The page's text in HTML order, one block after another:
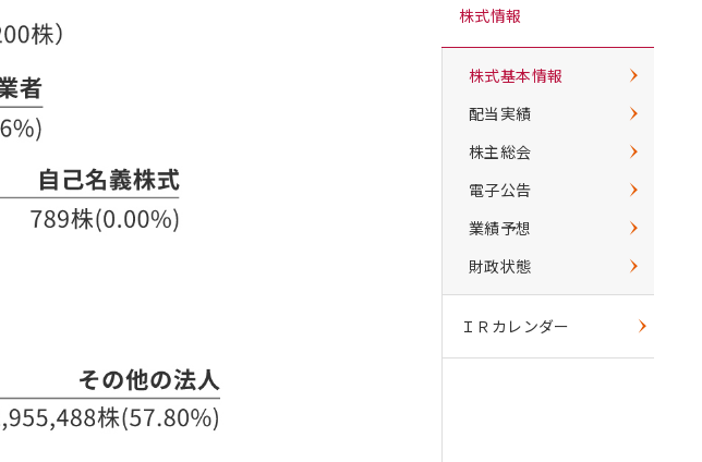
株式情報
株式基本情報
配当実績
株主総会
電子公告
業績予想
財政状態
ＩＲカレンダー